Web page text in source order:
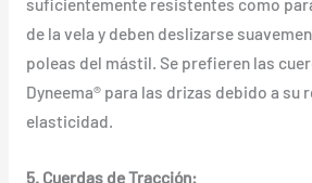
de la vela y deben deslizarse
poleas del mástil. Se prefieren las
Dyneema® para las drizas debido a su
elasticidad.
5. Cuerdas de Tracción: